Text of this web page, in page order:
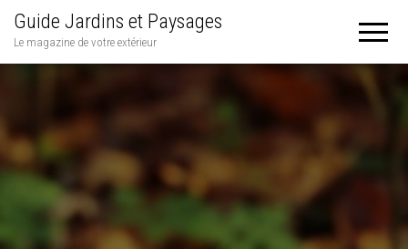
Guide Jardins et Paysages
Le magazine de votre extérieur